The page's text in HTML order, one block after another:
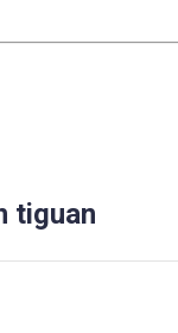
tiguan